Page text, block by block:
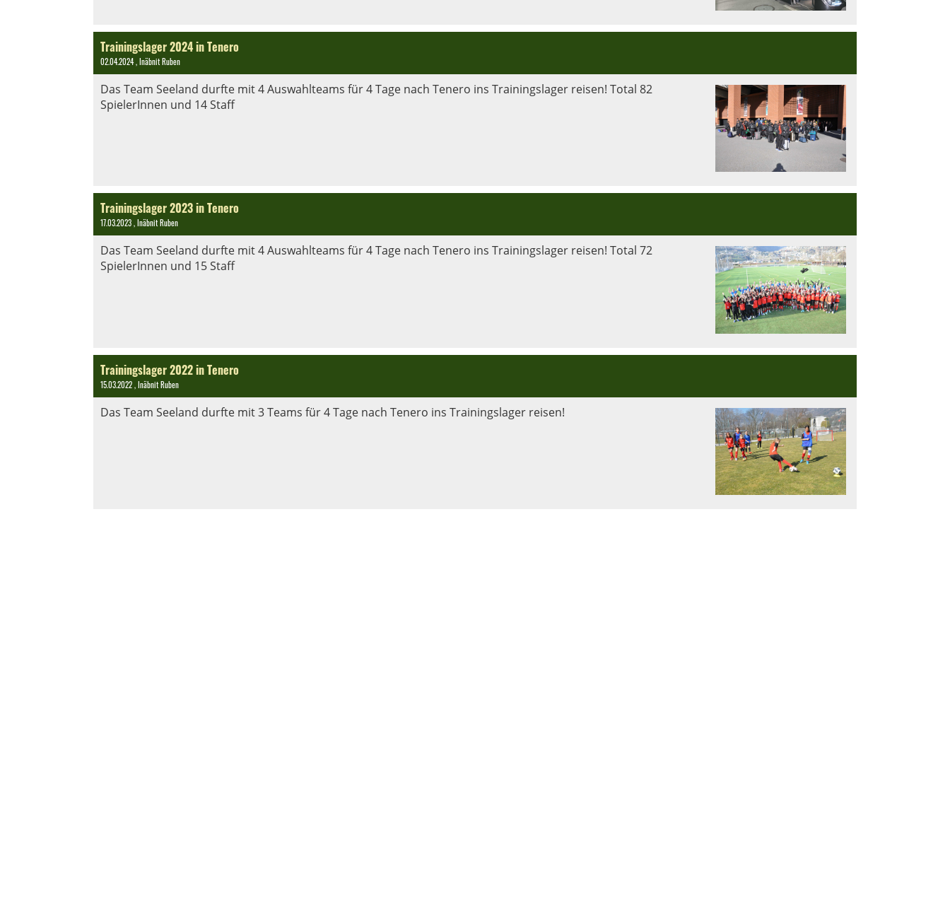
Trainingslager 2024 in Tenero
02.04.2024, Inäbnit Ruben
Das Team Seeland durfte mit 4 Auswahlteams für 4 Tage nach Tenero ins Trainingslager reisen! Total 82
SpielerInnen und 14 Staff
Trainingslager 2023 in Tenero
17.03.2023, Inäbnit Ruben
Das Team Seeland durfte mit 4 Auswahlteams für 4 Tage nach Tenero ins Trainingslager reisen! Total 72
SpielerInnen und 15 Staff
Trainingslager 2022 in Tenero
15.03.2022, Inäbnit Ruben
Das Team Seeland durfte mit 3 Teams für 4 Tage nach Tenero ins Trainingslager reisen!